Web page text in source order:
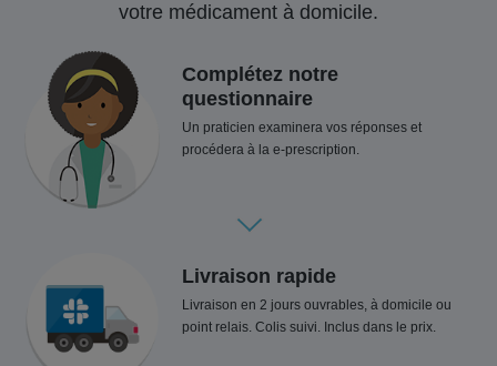
votre médicament à domicile.
Complétez notre
questionnaire
Un praticien examinera vos réponses et
procédera à la e-prescription.
Livraison rapide
Livraison en 2 jours ouvrables, à domicile ou
point relais. Colis suivi. Inclus dans le prix.